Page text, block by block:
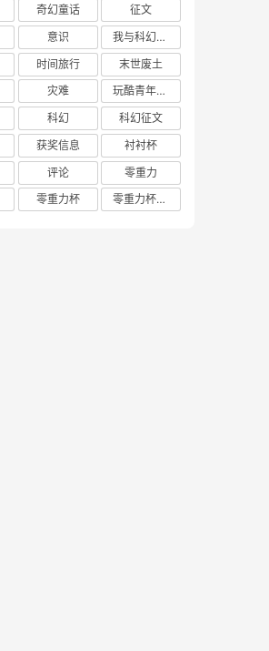
奇幻童话
征文
意识
我与科幻的回忆
时间旅行
末世废土
灾难
玩酷青年零重力联合征文
科幻
科幻征文
获奖信息
衬衬杯
评论
零重力
零重力杯 零重力杯评论